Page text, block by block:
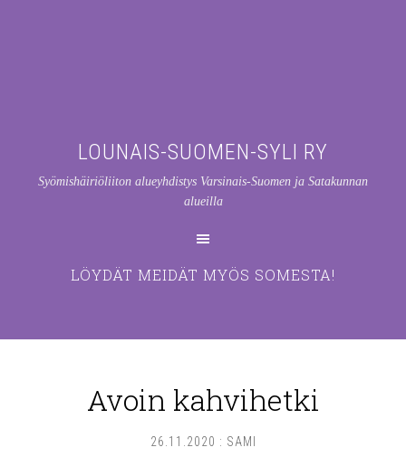
LOUNAIS-SUOMEN-SYLI RY
Syömishäiriöliiton alueyhdistys Varsinais-Suomen ja Satakunnan
alueilla
LÖYDÄT MEIDÄT MYÖS SOMESTA!
Avoin kahvihetki
26.11.2020 : SAMI